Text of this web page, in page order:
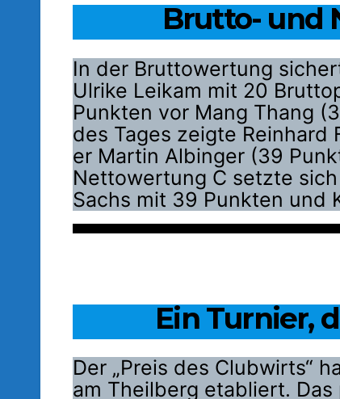
Brutto- und
In der Bruttowertung
Ulrike Leikam mit 20
Punkten vor Mang Thang
des Tages zeigte
er Martin Albinger (39
Nettowertung C setzte
Sachs mit 39 Punkten und
Ein Turnier,
Der „Preis des Clubwirts“
am Theilberg etabliert.